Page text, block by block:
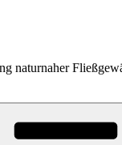
naturnaher